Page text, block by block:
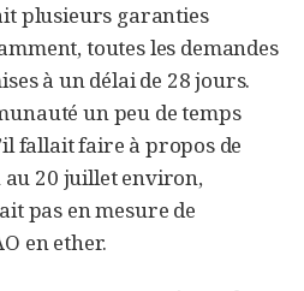
plusieurs garanties
toutes les demandes
à un délai de 28 jours.
un peu de temps
fallait faire à propos de
au 20 juillet environ,
pas en mesure de
en ether.